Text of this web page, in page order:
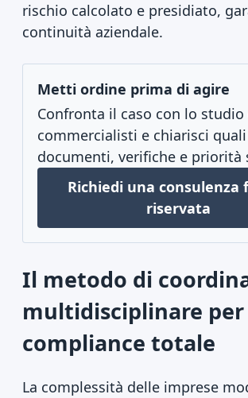
rischio calcolato e presidiato,
continuità aziendale.
Metti ordine prima di agire
Confronta il caso con lo studio
commercialisti e chiarisci quali
documenti, verifiche e priorità
Richiedi una consulenza
riservata
Il metodo di
multidisciplinare per
compliance totale
La complessità delle imprese